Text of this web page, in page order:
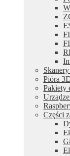
Pióra
Pakiety
Części